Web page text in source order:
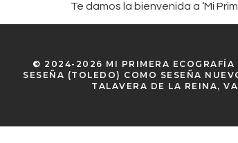
Te damos la bienvenida a ‘Mi
© 2024-2026 MI PRIMERA ECOGRAFÍA
SESEÑA (TOLEDO) COMO SESEÑA
TALAVERA DE LA REINA,